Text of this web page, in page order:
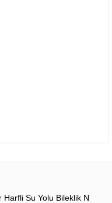
Harfli Su Yolu Bileklik N